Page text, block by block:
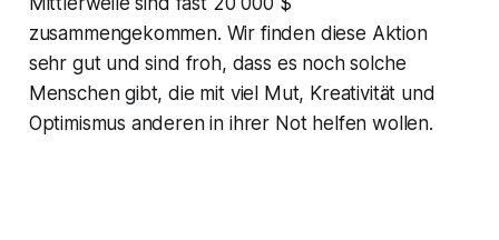
zusammengekommen. Wir finden diese Aktion
sehr gut und sind froh, dass es noch solche
Menschen gibt, die mit viel Mut, Kreativität und
Optimismus anderen in ihrer Not helfen wollen.